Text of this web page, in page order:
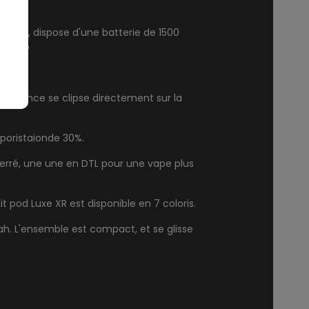
dispose d'une batterie de 1500
se clipse directement sur la
30%.
une une en DTL pour une vape plus
Luxe XR est disponible en 7 coloris.
L'ensemble est compact, et se glisse